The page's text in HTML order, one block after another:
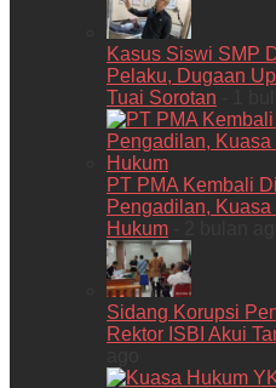
Kasus Siswi SMP
Pelaku, Dugaan
Tuai Sorotan
PT PMA Kembali
Pengadilan,
Hukum
Sidang Korupsi
Rektor ISBI Akui